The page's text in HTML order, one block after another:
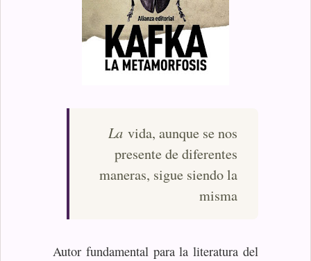
La vida, aunque se nos
presente de diferentes
maneras, sigue siendo la
misma
Autor fundamental para la literatura del